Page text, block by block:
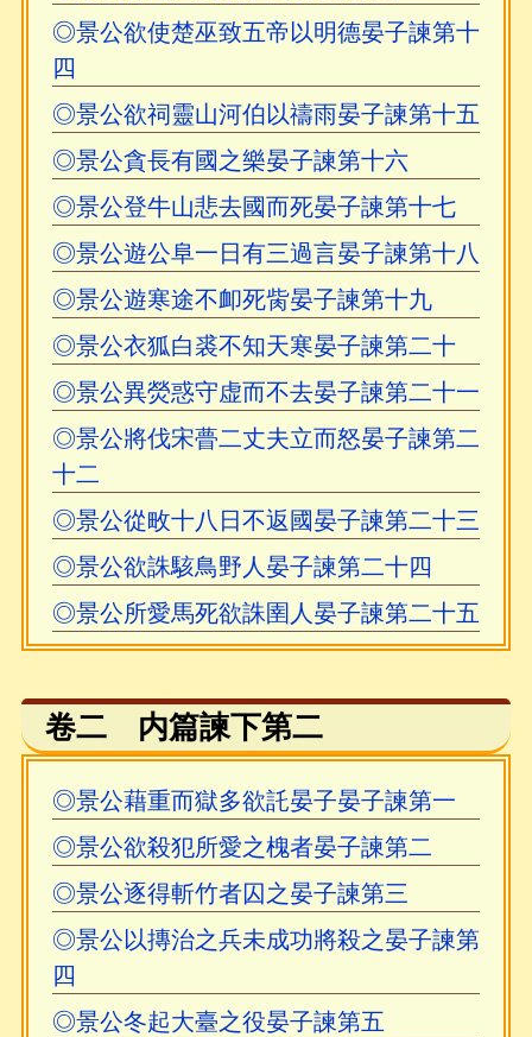
◎景公欲使楚巫致五帝以明德晏子諫第十
四
◎景公欲祠靈山河伯以禱雨晏子諫第十五
◎景公貪長有國之樂晏子諫第十六
◎景公登牛山悲去國而死晏子諫第十七
◎景公遊公阜一日有三過言晏子諫第十八
◎景公遊寒途不卹死胔晏子諫第十九
◎景公衣狐白裘不知天寒晏子諫第二十
◎景公異熒惑守虚而不去晏子諫第二十一
◎景公將伐宋瞢二丈夫立而怒晏子諫第二
十二
◎景公從畋十八日不返國晏子諫第二十三
◎景公欲誅駭鳥野人晏子諫第二十四
◎景公所愛馬死欲誅圉人晏子諫第二十五
卷二 内篇諫下第二
◎景公藉重而獄多欲託晏子晏子諫第一
◎景公欲殺犯所愛之槐者晏子諫第二
◎景公逐得斬竹者囚之晏子諫第三
◎景公以摶治之兵未成功將殺之晏子諫第
四
◎景公冬起大臺之役晏子諫第五